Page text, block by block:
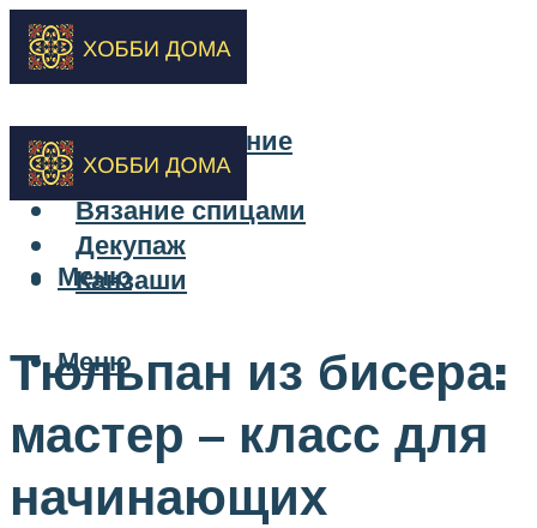
Бисероплетение
Вышивка
Вязание спицами
Декупаж
Канзаши
Меню
Меню
Тюльпан из бисера:
мастер – класс для
начинающих